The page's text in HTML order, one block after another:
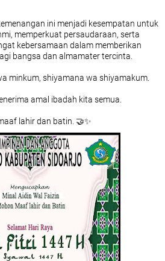
ini menjadi kesempatan untuk
memperkuat persaudaraan, serta
kebersamaan dalam memberikan
bangsa dan almamater tercinta.
minkum, shiyamana wa shiyamakum.
amal ibadah kita semua.
lahir dan batin. 🤝✨